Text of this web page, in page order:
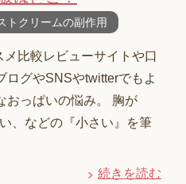
トクリームの副作用
比較レビューサイトや口
ログやSNSやtwitterでもよ
おっぱいの悩み。 胸が
、などの『小さい』を筆
続きを読む